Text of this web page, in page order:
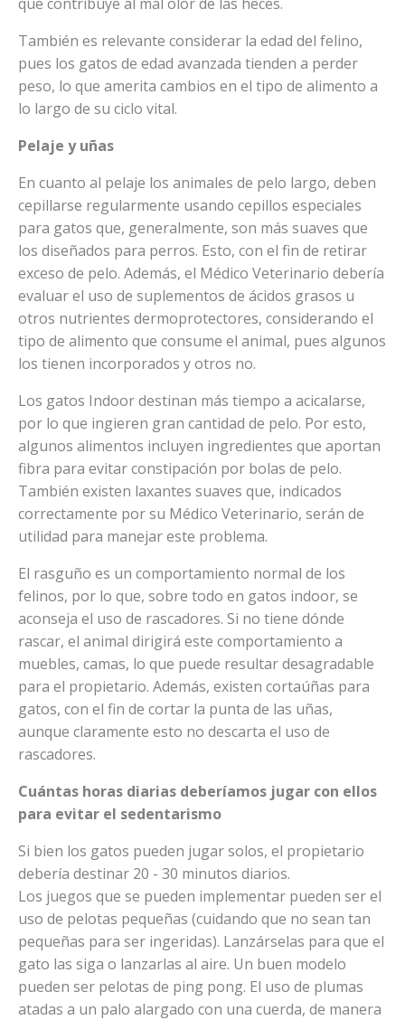
También es relevante considerar la edad del felino,
pues los gatos de edad avanzada tienden a perder
peso, lo que amerita cambios en el tipo de alimento a
lo largo de su ciclo vital.
Pelaje y uñas
En cuanto al pelaje los animales de pelo largo, deben
cepillarse regularmente usando cepillos especiales
para gatos que, generalmente, son más suaves que
los diseñados para perros. Esto, con el fin de retirar
exceso de pelo. Además, el Médico Veterinario debería
evaluar el uso de suplementos de ácidos grasos u
otros nutrientes dermoprotectores, considerando el
tipo de alimento que consume el animal, pues algunos
los tienen incorporados y otros no.
Los gatos Indoor destinan más tiempo a acicalarse,
por lo que ingieren gran cantidad de pelo. Por esto,
algunos alimentos incluyen ingredientes que aportan
fibra para evitar constipación por bolas de pelo.
También existen laxantes suaves que, indicados
correctamente por su Médico Veterinario, serán de
utilidad para manejar este problema.
El rasguño es un comportamiento normal de los
felinos, por lo que, sobre todo en gatos indoor, se
aconseja el uso de rascadores. Si no tiene dónde
rascar, el animal dirigirá este comportamiento a
muebles, camas, lo que puede resultar desagradable
para el propietario. Además, existen cortaúñas para
gatos, con el fin de cortar la punta de las uñas,
aunque claramente esto no descarta el uso de
rascadores.
Cuántas horas diarias deberíamos jugar con ellos
para evitar el sedentarismo
Si bien los gatos pueden jugar solos, el propietario
debería destinar 20 - 30 minutos diarios.
Los juegos que se pueden implementar pueden ser el
uso de pelotas pequeñas (cuidando que no sean tan
pequeñas para ser ingeridas). Lanzárselas para que el
gato las siga o lanzarlas al aire. Un buen modelo
pueden ser pelotas de ping pong. El uso de plumas
atadas a un palo alargado con una cuerda, de manera